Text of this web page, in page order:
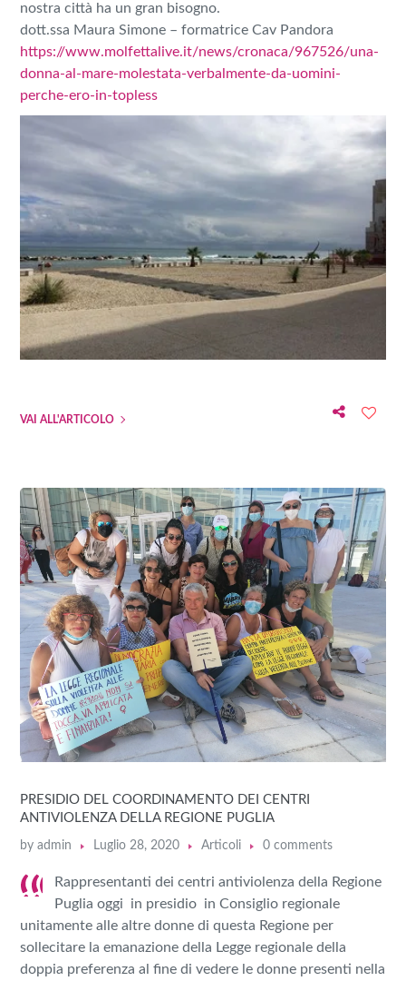
nostra città ha un gran bisogno.
dott.ssa Maura Simone – formatrice Cav Pandora
https://www.molfettalive.it/news/cronaca/967526/una-
donna-al-mare-molestata-verbalmente-da-uomini-
perche-ero-in-topless
VAI ALL'ARTICOLO
PRESIDIO DEL COORDINAMENTO DEI CENTRI
ANTIVIOLENZA DELLA REGIONE PUGLIA
byadmin Luglio 28, 2020 Articoli 0 comments
Rappresentanti dei centri antiviolenza della Regione
Puglia oggi in presidio in Consiglio regionale
unitamente alle altre donne di questa Regione per
sollecitare la emanazione della Legge regionale della
doppia preferenza al fine di vedere le donne presenti nella